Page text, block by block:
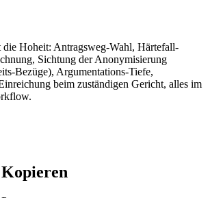
die Hoheit: Antragsweg-Wahl, Härtefall-
Sichtung der Anonymisierung
Bezüge), Argumentations-Tiefe,
beim zuständigen Gericht, alles im